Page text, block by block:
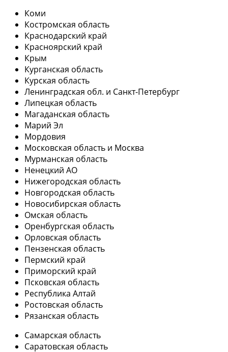
Коми
Костромская область
Краснодарский край
Красноярский край
Крым
Курганская область
Курская область
Ленинградская обл. и Санкт-Петербург
Липецкая область
Магаданская область
Марий Эл
Мордовия
Московская область и Москва
Мурманская область
Ненецкий АО
Нижегородская область
Новгородская область
Новосибирская область
Омская область
Оренбургская область
Орловская область
Пензенская область
Пермский край
Приморский край
Псковская область
Республика Алтай
Ростовская область
Рязанская область
Самарская область
Саратовская область